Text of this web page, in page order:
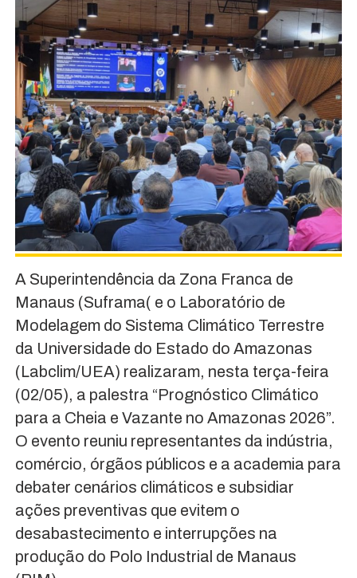
A Superintendência da Zona Franca de
Manaus (Suframa( e o Laboratório de
Modelagem do Sistema Climático Terrestre
da Universidade do Estado do Amazonas
(Labclim/UEA) realizaram, nesta terça-feira
(02/05), a palestra “Prognóstico Climático
para a Cheia e Vazante no Amazonas 2026”.
O evento reuniu representantes da indústria,
comércio, órgãos públicos e a academia para
debater cenários climáticos e subsidiar
ações preventivas que evitem o
desabastecimento e interrupções na
produção do Polo Industrial de Manaus